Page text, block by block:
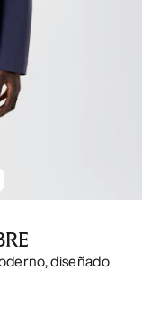
diseñado